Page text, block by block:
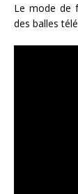
Le mode de
des balles